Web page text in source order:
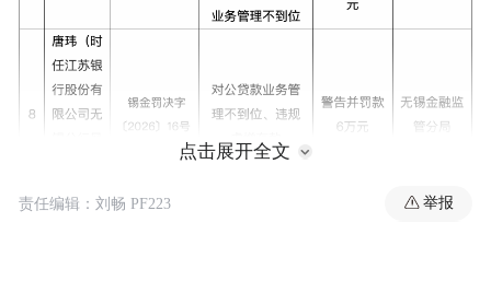
点击展开全文
责任编辑：刘畅 PF223 举报